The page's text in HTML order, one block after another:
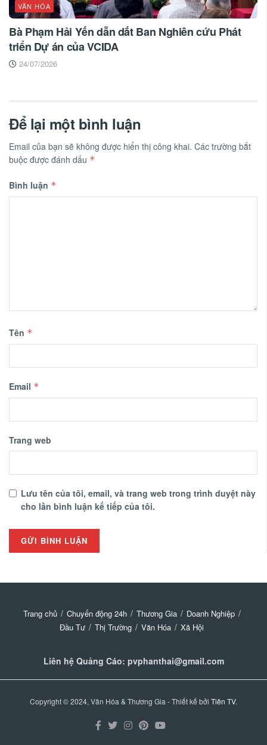
VĂN HÓA
Bà Phạm Hải Yến dẫn dắt Ban Nghiên cứu Phát
triển Dự án của VCIDA
24/07/2026
Để lại một bình luận
Email của bạn sẽ không được hiển thị công khai. Các trường bắt
buộc được đánh dấu *
Bình luận *
Tên *
Email *
Trang web
Lưu tên của tôi, email, và trang web trong trình duyệt này
cho lần bình luận kế tiếp của tôi.
Trang chủ Chuyển động 24h Thương Gia
Doanh Nghiệp
Đầu Tư
Thị Trường Văn Hóa Xã Hội
Liên hệ Quảng Cáo: pvphanthai@gmail.com
Copyright © 2024, Văn Hóa & Thương Gia - Thiết kế bởi Tiên TV.